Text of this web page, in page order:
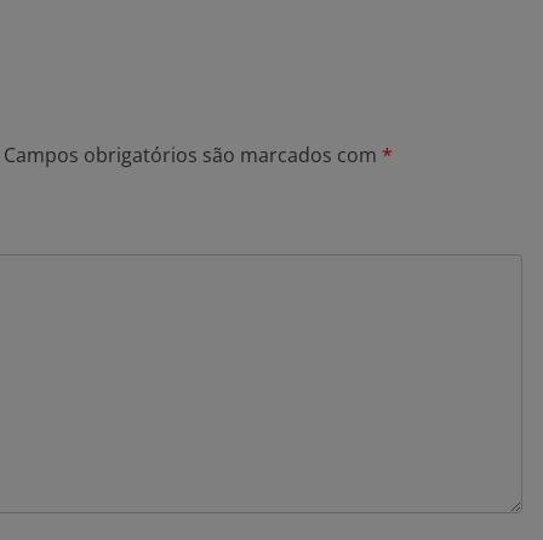
Campos obrigatórios são marcados com *